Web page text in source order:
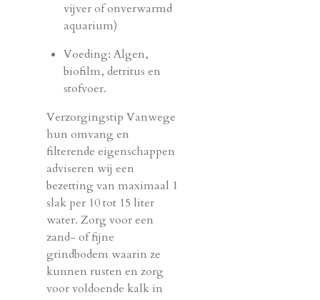
vijver of onverwarmd
aquarium)
Voeding: Algen,
biofilm, detritus en
stofvoer.
Verzorgingstip Vanwege
hun omvang en
filterende eigenschappen
adviseren wij een
bezetting van maximaal 1
slak per 10 tot 15 liter
water. Zorg voor een
zand- of fijne
grindbodem waarin ze
kunnen rusten en zorg
voor voldoende kalk in